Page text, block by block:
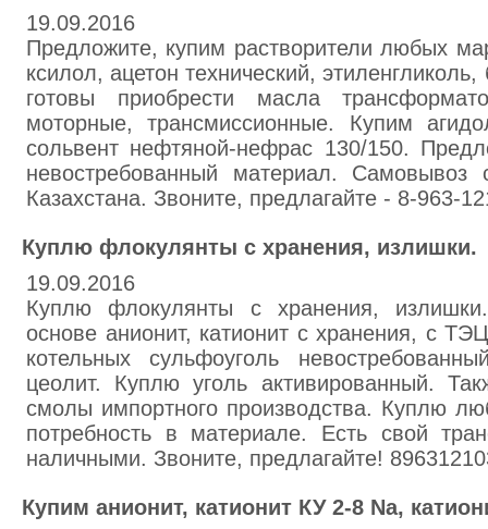
19.09.2016
Предложите, купим растворители любых
ксилол, ацетон технический,
готовы приобрести масла
моторные, трансмиссионные. Купим
сольвент нефтяной-нефрас 130/150.
невостребованный материал.
Казахстана. Звоните, предлагайте - 8-963-
Куплю флокулянты с хранения, излишки.
19.09.2016
Куплю флокулянты с хранения,
основе анионит, катионит с хранения, с
котельных сульфоуголь
цеолит. Куплю уголь активированный.
смолы импортного производства. Куплю
потребность в материале. Есть свой
наличными. Звоните, предлагайте!
Купим анионит, катионит КУ 2-8 Na,